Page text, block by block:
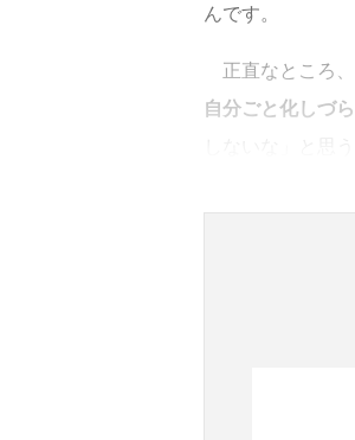
んです。
正直なところ
自分ごと化しづ